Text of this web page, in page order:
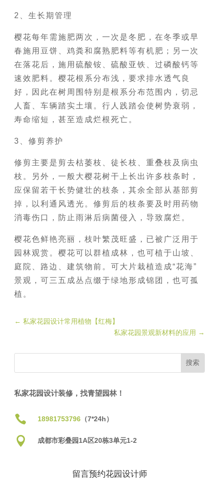
2、生长期管理
樱花每年需施肥两次，一次是冬肥，在冬季或早
春施用豆饼、鸡粪和腐熟肥料等有机肥；另一次
在落花后，施用硫酸铵、硫酸亚铁、过磷酸钙等
速效肥料。樱花根系分布浅，要求排水透气良
好，因此在树周围特别是根系分布范围内，切忌
人畜、车辆踏实土壤。行人践踏会使树势衰弱，
寿命缩短，甚至造成烂根死亡。
3、修剪养护
修剪主要是剪去枯萎枝、徒长枝、重叠枝及病虫
枝。另外，一般大樱花树干上长出许多枝条时，
应保留若干长势健壮的枝条，其余全部从基部剪
掉，以利通风透光。修剪后的枝条要及时用药物
消毒伤口，防止雨淋后病菌侵入，导致腐烂。
樱花色鲜艳亮丽，枝叶繁茂旺盛，已被广泛用于
园林观赏。樱花可以群植成林，也可植于山坡、
庭院、路边、建筑物前。可大片栽植造成“花海”
景观，可三五成丛点缀于绿地形成锦团，也可孤
植。
←私家花园设计常用植物【红梅】
私家花园景观新材料的应用 →
私家花园设计装修，找青望园林！
 18981753796（7*24h）
 成都市彩叠园1A区20栋3单元1-2
留言预约花园设计师